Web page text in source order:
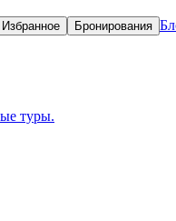
Избранное Бронирования
туры.